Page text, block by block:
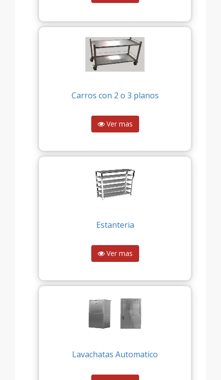
Carros con 2 o 3 planos
Ver mas
Estanteria
Ver mas
Lavachatas Automatico